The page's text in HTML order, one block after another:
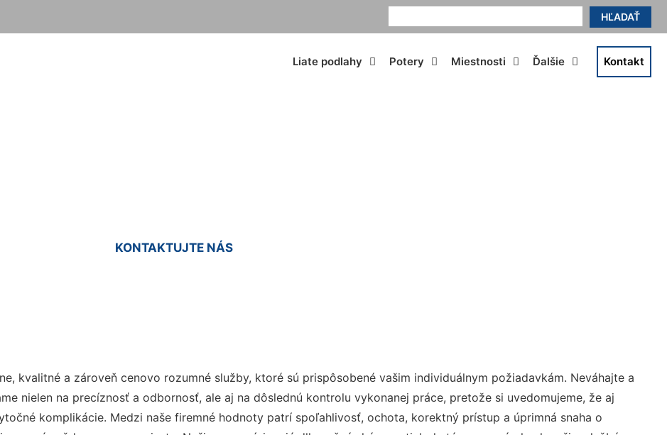
HĽADAŤ
Liate podlahy Potery Miestnosti Ďalšie Kontakt
KONTAKTUJTE NÁS
kvalitné a zároveň cenovo rozumné služby, ktoré sú prispôsobené vašim individuálnym požiadavkám. Neváhajte a
nielen na precíznosť a odbornosť, ale aj na dôslednú kontrolu vykonanej práce, pretože si uvedomujeme, že aj
komplikácie. Medzi naše firemné hodnoty patrí spoľahlivosť, ochota, korektný prístup a úprimná snaha o